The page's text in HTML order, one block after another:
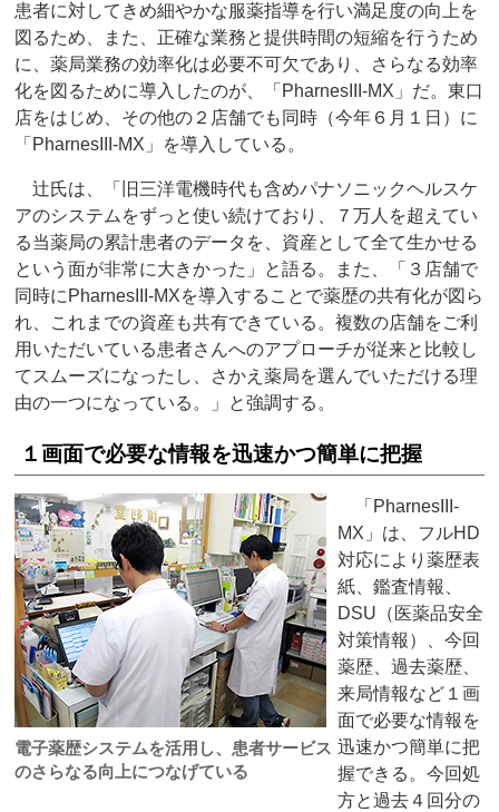
患者に対してきめ細やかな服薬指導を行い満足度の向上を
図るため、また、正確な業務と提供時間の短縮を行うため
に、薬局業務の効率化は必要不可欠であり、さらなる効率
化を図るために導入したのが、「PharnesIII-MX」だ。東口
店をはじめ、その他の２店舗でも同時（今年６月１日）に
「PharnesIII-MX」を導入している。
辻氏は、「旧三洋電機時代も含めパナソニックヘルスケ
アのシステムをずっと使い続けており、７万人を超えてい
る当薬局の累計患者のデータを、資産として全て生かせる
という面が非常に大きかった」と語る。また、「３店舗で
同時にPharnesIII-MXを導入することで薬歴の共有化が図ら
れ、これまでの資産も共有できている。複数の店舗をご利
用いただいている患者さんへのアプローチが従来と比較し
てスムーズになったし、さかえ薬局を選んでいただける理
由の一つになっている。」と強調する。
１画面で必要な情報を迅速かつ簡単に把握
電子薬歴システムを活用し、患者サービス
のさらなる向上につなげている
「PharnesIII-
MX」は、フルHD
対応により薬歴表
紙、鑑査情報、
DSU（医薬品安全
対策情報）、今回
薬歴、過去薬歴、
来局情報など１画
面で必要な情報を
迅速かつ簡単に把
握できる。今回処
方と過去４回分の